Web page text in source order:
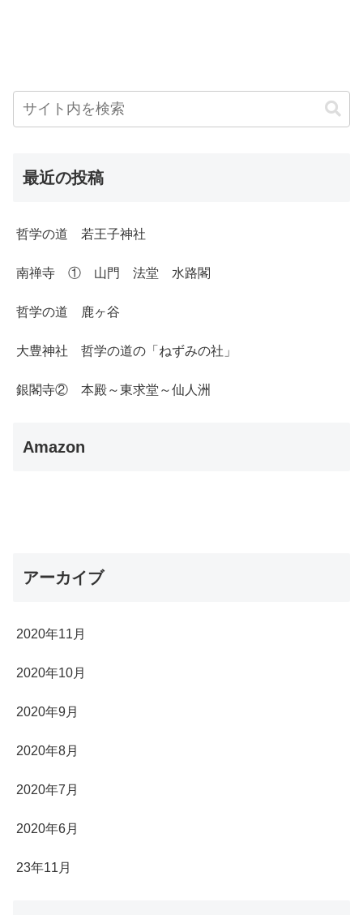
最近の投稿
哲学の道 若王子神社
南禅寺 ① 山門 法堂 水路閣
哲学の道 鹿ヶ谷
大豊神社 哲学の道の「ねずみの社」
銀閣寺② 本殿～東求堂～仙人洲
Amazon
アーカイブ
2020年11月
2020年10月
2020年9月
2020年8月
2020年7月
2020年6月
23年11月